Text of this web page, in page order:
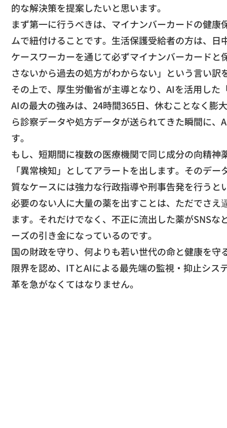
的な解決策を提案したいと思います。
​まず第一に行うべきは、 マイナンバーカードの健康
ムで紐付けることです。 生活保護受給者の方は、 日
ケースワーカーを通じて必ずマイナンバーカードと
さないから過去の処方がわからない」 という言い訳
その上で、厚生労働省が主導となり、AIを活用した
​AIの最大の強みは、24時間365日、 休むことなく膨
ら診察データや処方データが送られてきた瞬間に、
す。
​もし、 短期間に複数の医療機関で同じ成分の向精神
「異常検知」 としてアラートを出します。そのデー
質なケースには強力な行政指導や刑事告発を行うと
​必要のない人に大量の薬を出すことは、 ただでさえ
ます。それだけでなく、 不正に流出した薬がSNSな
ーズの引き金になっているのです。
国の財政を守り、何よりも若い世代の命と健康を守
限界を認め、ITとAIによる最先端の監視・ 抑止シス
革を急がなくてはなりません。